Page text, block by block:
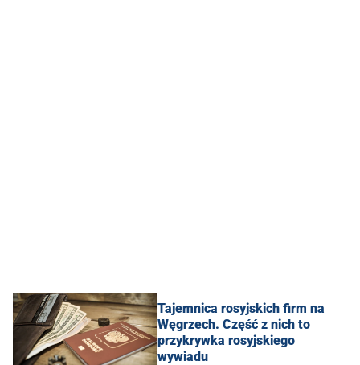
Tajemnica rosyjskich firm na
Węgrzech. Część z nich to
przykrywka rosyjskiego
wywiadu